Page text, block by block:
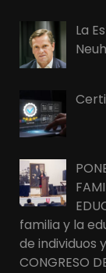
La
familia y la
de individuos
CONGRESO